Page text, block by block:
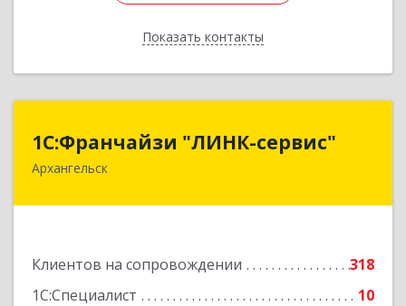
Показать контакты
Назад
1С:Франчайзи "ЛИНК-сервис"
Архангельск
Клиентов на сопровождении
318
1С:Специалист
10
1С:Франчайзи "ЛИНК-сервис"
163000, Архангельская обл, Архангельск г,